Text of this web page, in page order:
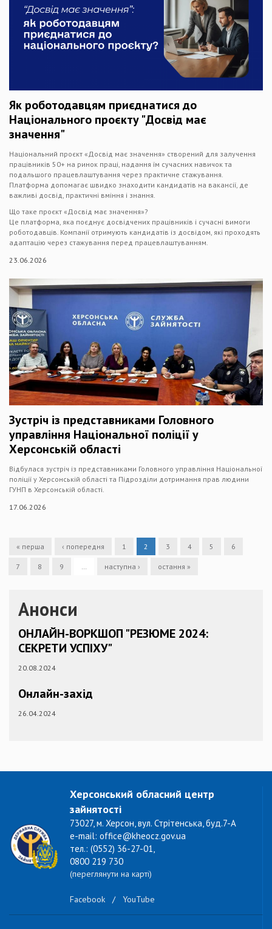
Як роботодавцям приєднатися до
Національного проєкту "Досвід має
значення"
Національний проєкт «Досвід має значення» створений для залучення
працівників 50+ на ринок праці, надання їм сучасних навичок та
подальшого працевлаштування через практичне стажування.
Платформа допомагає швидко знаходити кандидатів на вакансії, де
важливі досвід, практичні вміння і знання.
Що таке проєкт «Досвід має значення»?
Це платформа, яка поєднує досвідчених працівників і сучасні вимоги
роботодавців. Компанії отримують кандидатів із досвідом, які проходять
адаптацію через стажування перед працевлаштуванням.
23.06.2026
Зустріч із представниками Головного
управління Національної поліції у
Херсонській області
Відбулася зустріч із представниками Головного управління Національної
поліції у Херсонській області та Підрозділи дотримання прав людини
ГУНП в Херсонській області.
17.06.2026
« перша ‹ попередня 1 2 3 4 5 6
7 8 9 наступна › остання »
Анонси
ОНЛАЙН-ВОРКШОП "РЕЗЮМЕ 2024:
СЕКРЕТИ УСПІХУ"
20.08.2024
Онлайн-захід
26.04.2024
Херсонський обласний центр
зайнятості
73027, м. Херсон, вул. Стрітенська, буд.7-А
e-mail: office@kheocz.gov.ua
тел.: (0552) 36-27-01,
0800 219 730
(переглянути на карті)
Facebook / YouTube